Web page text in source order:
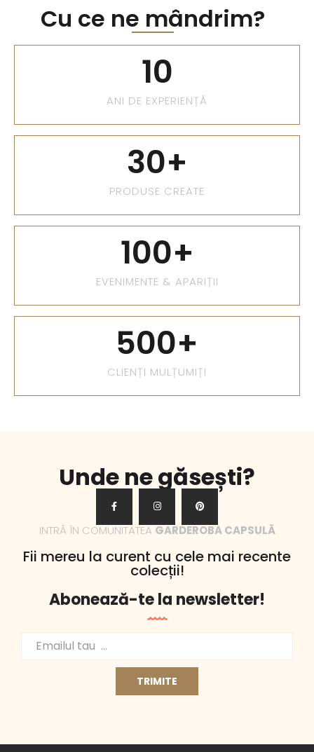
Cu ce ne mândrim?
ANI DE EXPERIENȚĂ
10
PRODUSE CREATE
30+
EVENIMENTE & APARIȚII
100+
CLIENȚI MULȚUMIȚI
500+
Unde ne găsești?
INTRĂ ÎN COMUNITATEAGARDEROBA CAPSULĂ
Fii mereu la curent cu cele mai recente
colecții!
Abonează-te la newsletter!